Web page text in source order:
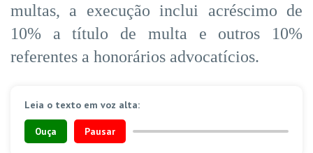
multas, a execução inclui acréscimo de
10% a título de multa e outros 10%
referentes a honorários advocatícios.
Leia o texto em voz alta:
Ouça Pausar